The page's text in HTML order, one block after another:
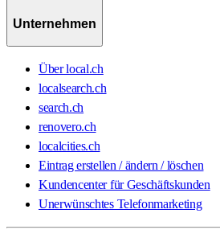
Unternehmen
Über local.ch
localsearch.ch
search.ch
renovero.ch
localcities.ch
Eintrag erstellen / ändern / löschen
Kundencenter für Geschäftskunden
Unerwünschtes Telefonmarketing